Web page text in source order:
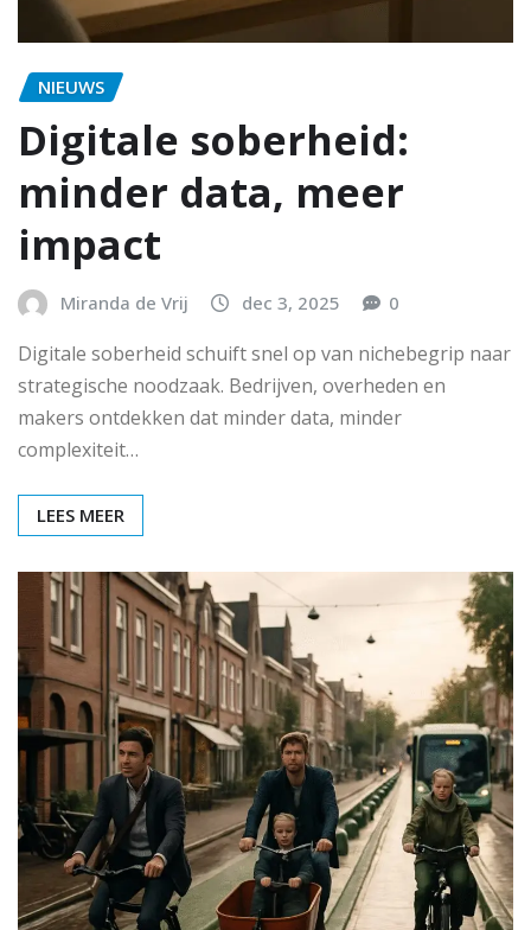
NIEUWS
Digitale soberheid:
minder data, meer
impact
Miranda de Vrij dec 3, 2025 0
Digitale soberheid schuift snel op van nichebegrip naar
strategische noodzaak. Bedrijven, overheden en
makers ontdekken dat minder data, minder
complexiteit…
LEES MEER